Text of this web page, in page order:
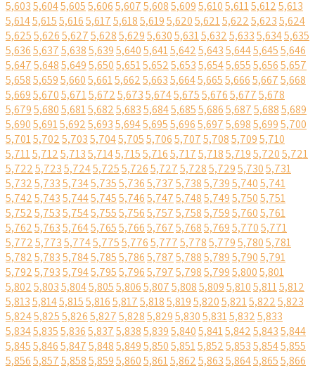
5,6035,6045,6055,6065,6075,6085,6095,6105,6115,6125,613
5,6145,6155,6165,6175,6185,6195,6205,6215,6225,6235,624
5,6255,6265,6275,6285,6295,6305,6315,6325,6335,6345,635
5,6365,6375,6385,6395,6405,6415,6425,6435,6445,6455,646
5,6475,6485,6495,6505,6515,6525,6535,6545,6555,6565,657
5,6585,6595,6605,6615,6625,6635,6645,6655,6665,6675,668
5,6695,6705,6715,6725,6735,6745,6755,6765,6775,678
5,6795,6805,6815,6825,6835,6845,6855,6865,6875,6885,689
5,6905,6915,6925,6935,6945,6955,6965,6975,6985,6995,700
5,7015,7025,7035,7045,7055,7065,7075,7085,7095,710
5,7115,7125,7135,7145,7155,7165,7175,7185,7195,7205,721
5,7225,7235,7245,7255,7265,7275,7285,7295,7305,731
5,7325,7335,7345,7355,7365,7375,7385,7395,7405,741
5,7425,7435,7445,7455,7465,7475,7485,7495,7505,751
5,7525,7535,7545,7555,7565,7575,7585,7595,7605,761
5,7625,7635,7645,7655,7665,7675,7685,7695,7705,771
5,7725,7735,7745,7755,7765,7775,7785,7795,7805,781
5,7825,7835,7845,7855,7865,7875,7885,7895,7905,791
5,7925,7935,7945,7955,7965,7975,7985,7995,8005,801
5,8025,8035,8045,8055,8065,8075,8085,8095,8105,8115,812
5,8135,8145,8155,8165,8175,8185,8195,8205,8215,8225,823
5,8245,8255,8265,8275,8285,8295,8305,8315,8325,833
5,8345,8355,8365,8375,8385,8395,8405,8415,8425,8435,844
5,8455,8465,8475,8485,8495,8505,8515,8525,8535,8545,855
5,8565,8575,8585,8595,8605,8615,8625,8635,8645,8655,866